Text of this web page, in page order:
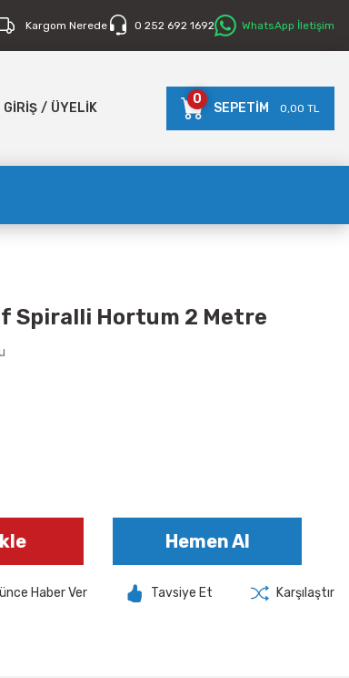
Kargom Nerede 0 252 692 1692 WhatsApp İletişim
GİRİŞ / ÜYELİK SEPETİM 0,00 TL
0
Spiralli Hortum 2 Metre
Hemen Al
Haber Ver Tavsiye Et Karşılaştır